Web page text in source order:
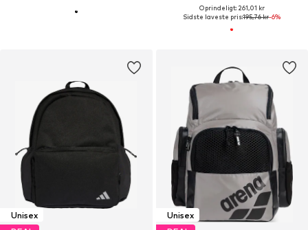
Oprindeligt: 261,01 kr
Sidste laveste pris:195,76 kr-6%
Unisex
Unisex